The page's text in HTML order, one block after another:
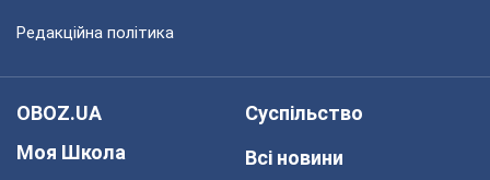
Редакційна політика
OBOZ.UA
Моя Школа
Суспільство
Всі новини